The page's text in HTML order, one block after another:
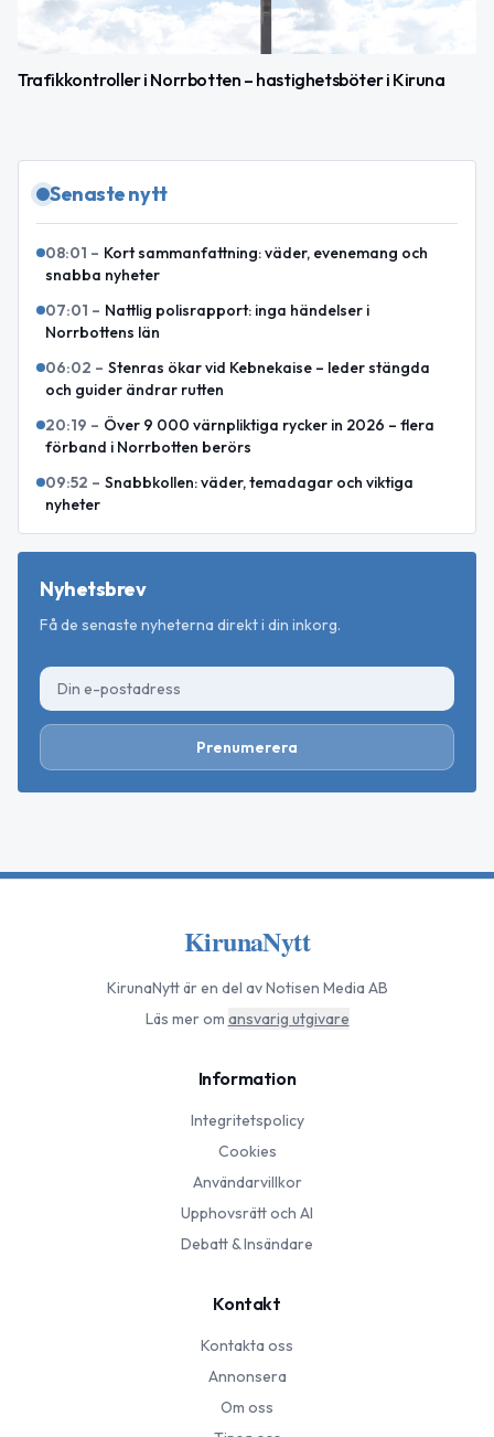
Trafikkontroller i Norrbotten – hastighetsböter i Kiruna
Senaste nytt
08:01 – Kort sammanfattning: väder, evenemang och
snabba nyheter
07:01 – Nattlig polisrapport: inga händelser i
Norrbottens län
06:02 – Stenras ökar vid Kebnekaise – leder stängda
och guider ändrar rutten
20:19 – Över 9 000 värnpliktiga rycker in 2026 – flera
förband i Norrbotten berörs
09:52 – Snabbkollen: väder, temadagar och viktiga
nyheter
Nyhetsbrev
Få de senaste nyheterna direkt i din inkorg.
Prenumerera
KirunaNytt
KirunaNyttär en del av Notisen Media AB
Läs mer om ansvarig utgivare
Information
Integritetspolicy
Cookies
Användarvillkor
Upphovsrätt och AI
Debatt & Insändare
Kontakt
Kontakta oss
Annonsera
Om oss